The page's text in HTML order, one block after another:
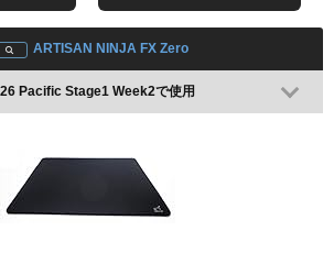
Pacific Kickoff Week2で使用
ARTISAN NINJA FX Zero
Pacific Stage1 Week2で使用